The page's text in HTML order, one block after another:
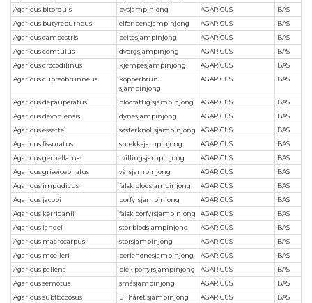
Agaricus bitorquis
bysjampinjong AGARICUS
BAS
Agaricus butyreburneus
elfenbensjampinjong AGARICUS
BAS
Agaricus campestris
beitesjampinjong AGARICUS
BAS
Agaricus comtulus
dvergsjampinjong AGARICUS
BAS
Agaricus crocodilinus
kjempesjampinjong AGARICUS
BAS
Agaricus cupreobrunneus
kopperbrun
sjampinjong
AGARICUS BAS
Agaricus depauperatus blodfattig sjampinjong AGARICUS
BAS
Agaricus devoniensis
dynesjampinjong AGARICUS
BAS
Agaricus essettei
søsterknollsjampinjong AGARICUS
BAS
Agaricus fissuratus
sprekksjampinjong AGARICUS
BAS
Agaricus gemellatus
tvillingsjampinjong AGARICUS
BAS
Agaricus griseicephalus
vårsjampinjong AGARICUS
BAS
Agaricus impudicus
falsk blodsjampinjong AGARICUS
BAS
Agaricus jacobi
porfyrsjampinjong AGARICUS
BAS
Agaricus kerriganii
falsk porfyrsjampinjong AGARICUS
BAS
Agaricus langei
stor blodsjampinjong AGARICUS
BAS
Agaricus macrocarpus
storsjampinjong AGARICUS
BAS
Agaricus moelleri
perlehønesjampinjong AGARICUS
BAS
Agaricus pallens
blek porfyrsjampinjong AGARICUS
BAS
Agaricus semotus
småsjampinjong AGARICUS
BAS
Agaricus subfloccosus
ullhåret sjampinjong AGARICUS
BAS